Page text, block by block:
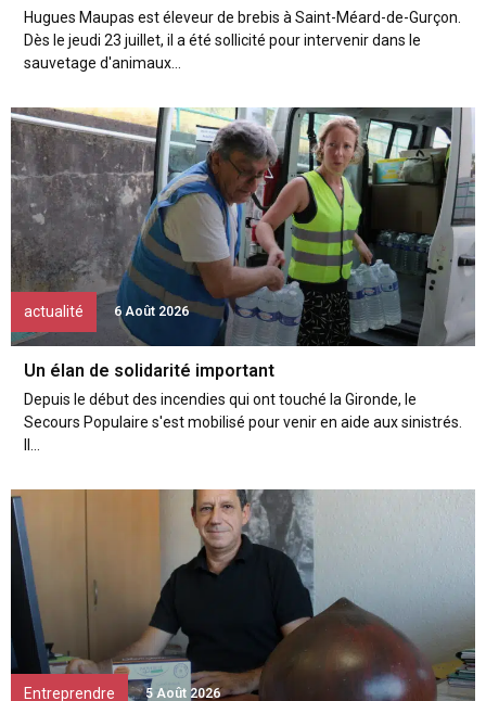
Hugues Maupas est éleveur de brebis à Saint-Méard-de-Gurçon.
Dès le jeudi 23 juillet, il a été sollicité pour intervenir dans le
sauvetage d'animaux...
actualité 6 Août 2026
Un élan de solidarité important
Depuis le début des incendies qui ont touché la Gironde, le
Secours Populaire s'est mobilisé pour venir en aide aux sinistrés.
Entreprendre 5 Août 2026